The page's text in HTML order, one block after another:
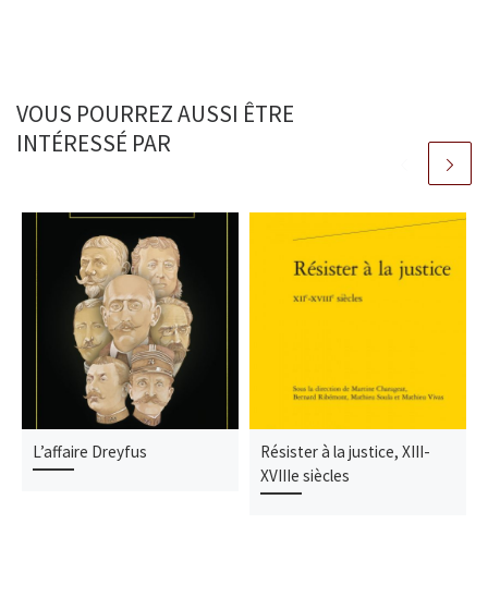
VOUS POURREZ AUSSI ÊTRE
INTÉRESSÉ PAR
L’affaire Dreyfus
Résister à la justice, XIII-
XVIIIe siècles